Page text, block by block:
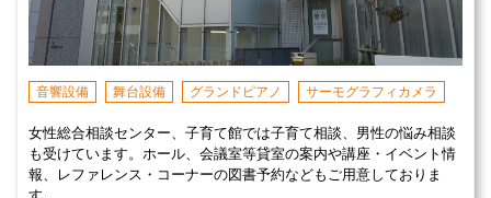
音響設備 舞台設備 グランドピアノ サーモグラフィカメラ
女性総合相談センター、子育て館では子育て相談、男性の悩み相談
も受けています。ホール、会議室等貸室の案内や講座・イベント情
報、レファレンス・コーナーの図書予約などもご用意しておりま